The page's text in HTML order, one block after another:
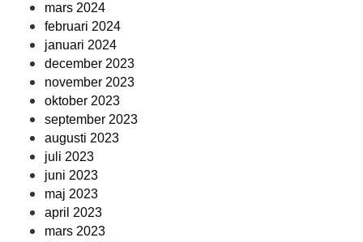
mars 2024
februari 2024
januari 2024
december 2023
november 2023
oktober 2023
september 2023
augusti 2023
juli 2023
juni 2023
maj 2023
april 2023
mars 2023